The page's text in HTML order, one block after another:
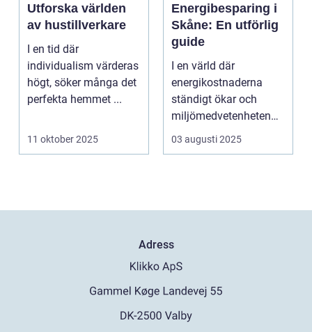
Utforska världen
av hustillverkare
I en tid där
individualism värderas
högt, söker många det
perfekta hemmet ...
11 oktober 2025
Energibesparing i
Skåne: En utförlig
guide
I en värld där
energikostnaderna
ständigt ökar och
miljömedvetenheten
03 augusti 2025
Adress